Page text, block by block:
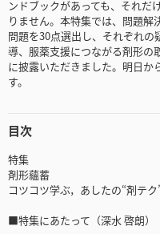
ンドブックがあっても、それだ
りません。本特集では、問題
問題を30点選出し、それぞれ
導、服薬支援につながる剤形の
に披露いただきました。明日か
す。
目次
特集
剤形蘊蓄
コツコツ学ぶ，あしたの“剤テク
■特集にあたって（深水 啓朗）